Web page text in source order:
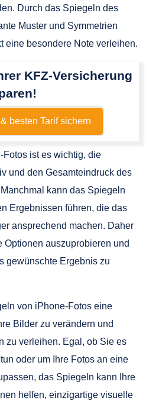
Durch das Spiegeln des
Muster und Symmetrien
eine besondere Note verleihen.
KFZ-Versicherung
besten Tarif sichern
ist es wichtig, die
und den Gesamteindruck des
kann das Spiegeln
Ergebnissen führen, die das
ansprechend machen. Daher
Optionen auszuprobieren und
gewünschte Ergebnis zu
von iPhone-Fotos eine
Bilder zu verändern und
zu verleihen. Egal, ob Sie es
oder um Ihre Fotos an eine
das Spiegeln kann Ihre
helfen, einzigartige visuelle